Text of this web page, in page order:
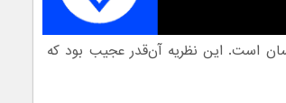
است. این نظریه آن‌قدر عجیب بود که